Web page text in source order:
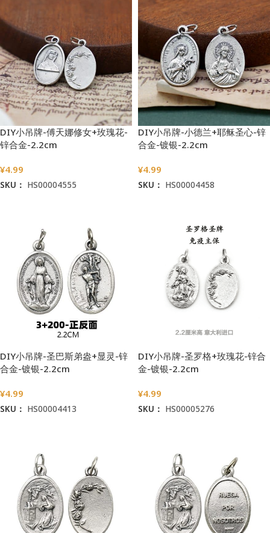
DIY小吊牌-傅天娜修女+玫瑰花-
锌合金-2.2cm
¥4.99
SKU： HS00004555
DIY小吊牌-小德兰+耶稣圣心-锌
合金-镀银-2.2cm
¥4.99
SKU： HS00004458
DIY小吊牌-圣巴斯弟盎+显灵-锌
合金-镀银-2.2cm
¥4.99
SKU： HS00004413
DIY小吊牌-圣罗格+玫瑰花-锌合
金-镀银-2.2cm
¥4.99
SKU： HS00005276